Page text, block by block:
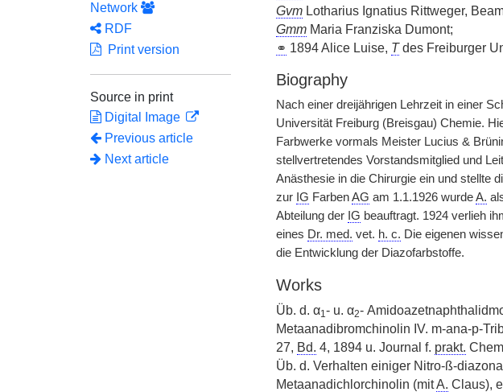
Network
RDF
Print version
Source in print
Digital Image
Previous article
Next article
GvmLotharius Ignatius Rittweger,
GmmMaria Franziska Dumont;
⚭ 1894 Alice Luise, Tdes Freiburger
Biography
Nach einer dreijährigen Lehrzeit in einer
Universität Freiburg (Breisgau) Chemie.
Farbwerke vormals Meister Lucius &
stellvertretendes Vorstandsmitglied und
Anästhesie in die Chirurgie ein und stellte
zur IG FarbenAG am 1.1.1926 wurdeA.
Abteilung der IG beauftragt. 1924 verlieh
eines Dr. med. vet. h. c. Die eigenen
die Entwicklung der Diazofarbstoffe.
Works
Üb. d. α1- u. α2-
Metaanadibromchinolin IV. m-ana-p-
27, Bd. 4, 1894 u. Journal f. prakt.
Üb. d. Verhalten einiger Nitro-ß-
Metaanadichlorchinolin (mitA. Claus),